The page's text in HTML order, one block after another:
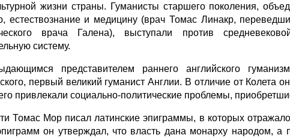
жизни страны. Гуманисты старшего поколения,
естествознание и медицину (врач Томас Линакр,
врача Галена), выступали против
систему.
представителем раннего английского
первый великий гуманист Англии. В отличие от
привлекали социально-политические проблемы,
Томас Мор писал латинские эпиграммы, в которых
он утверждал, что власть дана монарху народом, а